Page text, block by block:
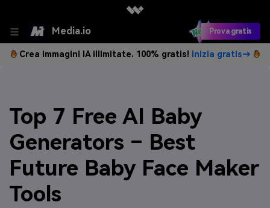
Media.io Prova gratis
Crea immagini IA illimitate. 100% gratis! Inizia gratis→
Top 7 Free AI Baby
Generators – Best
Future Baby Face Maker
Tools